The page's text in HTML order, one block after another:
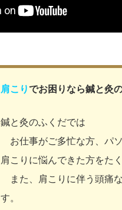
肩こりでお困りなら鍼と灸
鍼と灸のふくだでは
お仕事がご多忙な方、パ
肩こりに悩んできた方をた
また、肩こりに伴う頭痛
す。